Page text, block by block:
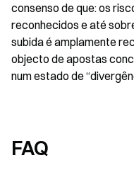
consenso de que: os
reconhecidos e até
subida é amplamente
objecto de apostas
num estado de
FAQ